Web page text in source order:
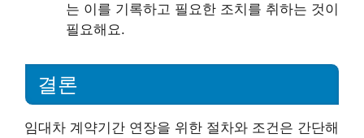
는 이를 기록하고 필요한 조치를 취하는 것이
필요해요.
결론
임대차 계약기간 연장을 위한 절차와 조건은 간단해